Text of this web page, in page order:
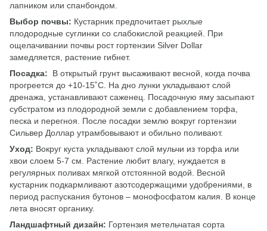
лапником или спанбондом.
Выбор почвы: Кустарник предпочитает рыхлые
плодородные суглинки со слабокислой реакцией. При
ощелачивании почвы рост гортензии Silver Dollar
замедляется, растение гибнет.
Посадка: В открытый грунт высаживают весной, когда почва
прогреется до +10-15˚С. На дно лунки укладывают слой
дренажа, устанавливают саженец. Посадочную яму засыпают
субстратом из плодородной земли с добавлением торфа,
песка и перегноя. После посадки землю вокруг гортензии
Сильвер Доллар утрамбовывают и обильно поливают.
Уход: Вокруг куста укладывают слой мульчи из торфа или
хвои слоем 5-7 см. Растение любит влагу, нуждается в
регулярных поливах мягкой отстоянной водой. Весной
кустарник подкармливают азотсодержащими удобрениями, в
период распускания бутонов – монофосфатом калия. В конце
лета вносят органику.
Ландшафтный дизайн: Гортензия метельчатая сорта